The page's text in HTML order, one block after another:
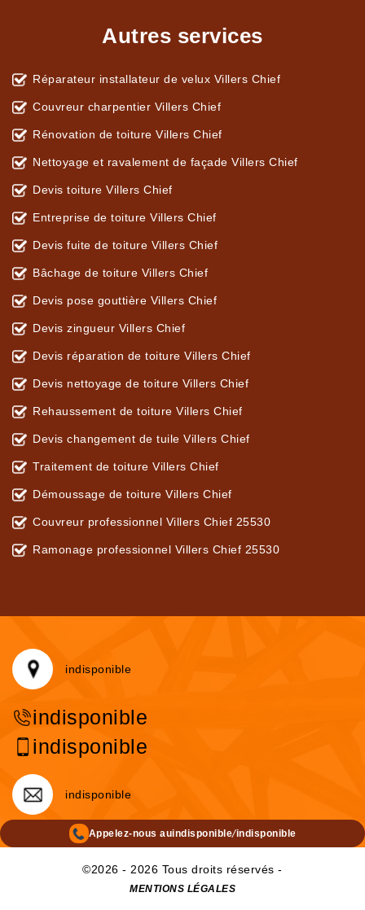
Autres services
Réparateur installateur de velux Villers Chief
Couvreur charpentier Villers Chief
Rénovation de toiture Villers Chief
Nettoyage et ravalement de façade Villers Chief
Devis toiture Villers Chief
Entreprise de toiture Villers Chief
Devis fuite de toiture Villers Chief
Bâchage de toiture Villers Chief
Devis pose gouttière Villers Chief
Devis zingueur Villers Chief
Devis réparation de toiture Villers Chief
Devis nettoyage de toiture Villers Chief
Rehaussement de toiture Villers Chief
Devis changement de tuile Villers Chief
Traitement de toiture Villers Chief
Démoussage de toiture Villers Chief
Couvreur professionnel Villers Chief 25530
Ramonage professionnel Villers Chief 25530
indisponible
indisponible
indisponible
indisponible
Appelez-nous auindisponible/indisponible
©2026 - 2026 Tous droits réservés -
MENTIONS LÉGALES